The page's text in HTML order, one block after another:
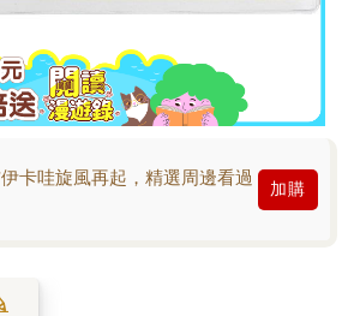
卡哇旋風再起，精選周邊看過
加購